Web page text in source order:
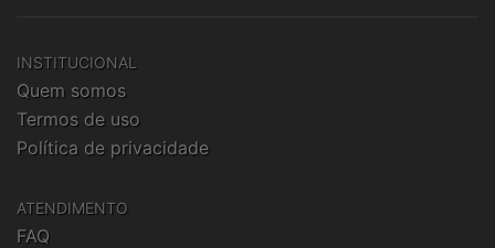
INSTITUCIONAL
Quem somos
Termos de uso
Política de privacidade
ATENDIMENTO
FAQ